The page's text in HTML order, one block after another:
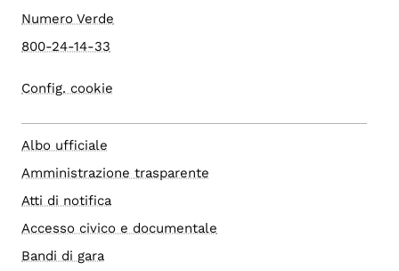
Numero Verde
800-24-14-33
Config. cookie
Albo ufficiale
Amministrazione trasparente
Atti di notifica
Accesso civico e documentale
Bandi di gara